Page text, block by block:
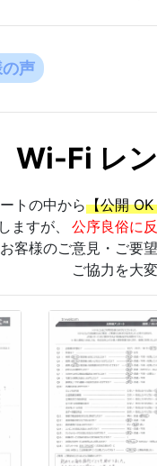
声
Wi-Fi レ
トの中から【公開
ますが、
公序良俗に
客様のご意見・ご要
ご協力を大